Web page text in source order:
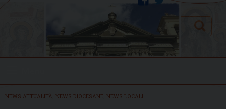
twitter
facebook
Search
NEWS ATTUALITÀ NEWS DIOCESANE NEWS LOCALI